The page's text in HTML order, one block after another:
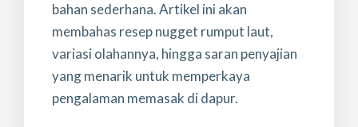
bahan sederhana. Artikel ini akan
membahas resep nugget rumput laut,
variasi olahannya, hingga saran penyajian
yang menarik untuk memperkaya
pengalaman memasak di dapur.